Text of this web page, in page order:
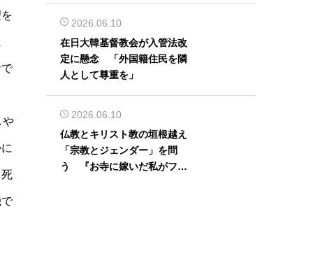
や
2026.06.10
在日大韓基督教会が入管法改
定に懸念 「外国籍住民を隣
人として尊重を」
2026.06.10
仏教とキリスト教の垣根越え
「宗教とジェンダー」を問
う 『お寺に嫁いだ私がフェ